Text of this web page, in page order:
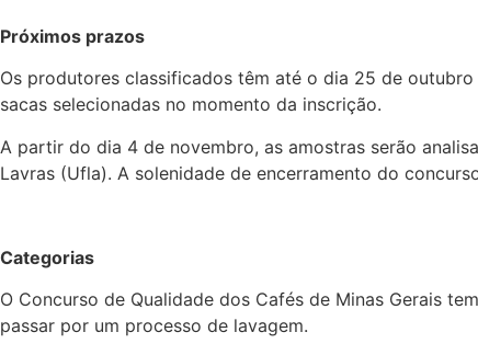
Próximos prazos
Os produtores classificados têm até o dia 25 de
sacas selecionadas no momento da inscrição.
A partir do dia 4 de novembro, as amostras serão
Lavras (Ufla). A solenidade de encerramento do
Categorias
O Concurso de Qualidade dos Cafés de Minas Gerais
passar por um processo de lavagem.